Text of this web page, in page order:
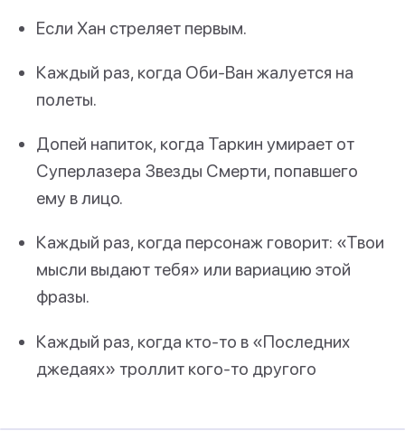
Если Хан стреляет первым.
Каждый раз, когда Оби-Ван жалуется на
полеты.
Допей напиток, когда Таркин умирает от
Суперлазера Звезды Смерти, попавшего
ему в лицо.
Каждый раз, когда персонаж говорит: «Твои
мысли выдают тебя» или вариацию этой
фразы.
Каждый раз, когда кто-то в «Последних
джедаях» троллит кого-то другого